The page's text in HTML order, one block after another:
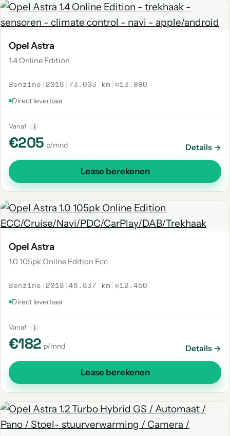
Opel Astra
1.4 Online Edition
Benzine | 2018 | 73.003 km |€13.990
Direct leverbaar
Vanaf i
€205 p/mnd Details →
Lease berekenen
Opel Astra
1.0 105pk Online Edition Ecc
Benzine | 2018 |46.837 km |€12.450
Direct leverbaar
Vanaf i
€182 p/mnd Details →
Lease berekenen